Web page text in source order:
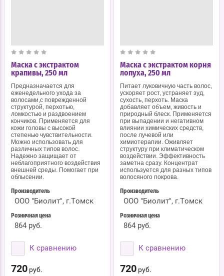
Маска с экстрактом
крапивы, 250 мл
​Предназначается для
еженедельного ухода за
волосами,с поврежденной
структурой, перхотью,
ломкостью и раздвоением
кончиков. Применяется для
кожи головы с высокой
степенью чувствительности.
Можно использовать для
различных типов волос.
Надежно защищает от
неблагоприятного воздействия
внешней среды. Помогает при
облысении.
Производитель
ООО "Биолит", г.Томск
Розничная цена
864 руб.
К сравнению
720 руб.
Маска с экстрактом корня
лопуха, 250 мл
Питает луковичную часть волос,
ускоряет рост, устраняет зуд,
сухость, перхоть. Маска
добавляет объем, живость и
природный блеск. Применяется
при выпадении и негативном
влиянии химических средств,
после лучевой или
химиотерапии. Оживляет
структуру при климатическом
воздействии. Эффективность
заметна сразу. Концентрат
используется для разных типов
волосяного покрова.
Производитель
ООО "Биолит", г.Томск
Розничная цена
864 руб.
К сравнению
720 руб.